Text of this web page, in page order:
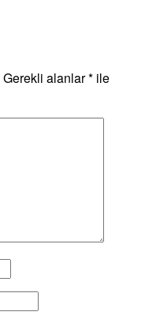
Gerekli alanlar* ile